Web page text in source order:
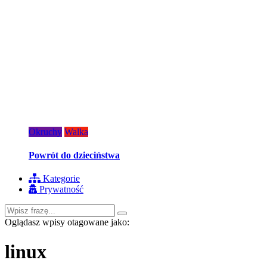
Okruchy Walka
Powrót do dzieciństwa
Kategorie
Prywatność
Oglądasz wpisy otagowane jako:
linux